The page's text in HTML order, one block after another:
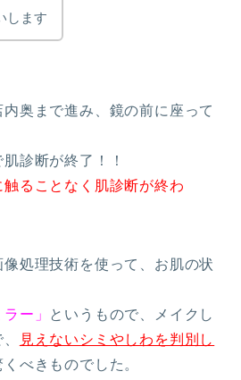
します
奥まで進み、鏡の前に座って
診断が終了！！
触ることなく肌診断が終わ
処理技術を使って、お肌の状
ー」 というもので、メイクし
見えないシミやしわを判別し
べきものでした。